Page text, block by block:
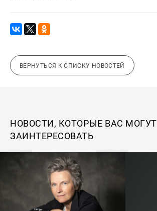
ВЕРНУТЬСЯ К СПИСКУ НОВОСТЕЙ
НОВОСТИ, КОТОРЫЕ ВАС МОГУТ
ЗАИНТЕРЕСОВАТЬ